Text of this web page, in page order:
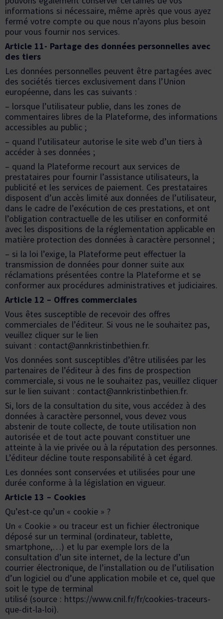
informations si nécessaire, même après que vous ayez
fermé votre compte ou que nous n’ayons plus besoin
pour vous fournir nos services.
Article 11- Partage des données personnelles avec
des tiers
Les données personnelles peuvent être partagées avec
des sociétés tierces exclusivement dans l’Union
européenne, dans les cas suivants :
– lorsque l’utilisateur publie, dans les zones de
commentaires libres de la Plateforme, des informations
accessibles au public ;
– quand l’utilisateur autorise le site web d’un tiers à
accéder à ses données ;
– quand la Plateforme recourt aux services de
prestataires pour fournir l’assistance utilisateurs, la
publicité et les services de paiement. Ces prestataires
disposent d’un accès limité aux données de l’utilisateur,
dans le cadre de l’exécution de ces prestations, et ont
l’obligation contractuelle de les utiliser en conformité
avec les dispositions de la réglementation applicable en
matière protection des données à caractère personnel ;
– si la loi l’exige, la Plateforme peut effectuer la
transmission de données pour donner suite aux
réclamations présentées contre la Plateforme et se
conformer aux procédures administratives et judiciaires.
Article 12 – Offres commerciales
Vous êtes susceptible de recevoir des offres
commerciales de l’éditeur. Si vous ne le souhaitez pas,
veuillez cliquer sur le lien
suivant : contact@annkristinbethien.fr.
Vos données sont susceptibles d’être utilisées par les
partenaires de l’éditeur à des fins de prospection
commerciale, si vous ne le souhaitez pas, veuillez cliquer
sur le lien suivant : contact@annkristinbethien.fr.
Si, lors de la consultation du site, vous accédez à des
données à caractère personnel, vous devez vous
abstenir de toute collecte, de toute utilisation non
autorisée et de tout acte pouvant constituer une
atteinte à la vie privée ou à la réputation des personnes.
L’éditeur décline toute responsabilité à cet égard.
Les données sont conservées et utilisées pour une
durée conforme à la législation en vigueur.
Article 13 – Cookies
Qu’est-ce qu’un « cookie » ?
Un « Cookie » ou traceur est un fichier électronique
déposé sur un terminal (ordinateur, tablette,
smartphone,…) et lu par exemple lors de la
consultation d’un site internet, de la lecture d’un
courrier électronique, de l’installation ou de l’utilisation
d’un logiciel ou d’une application mobile et ce, quel que
soit le type de terminal
utilisé (source : https://www.cnil.fr/fr/cookies-traceurs-
que-dit-la-loi).